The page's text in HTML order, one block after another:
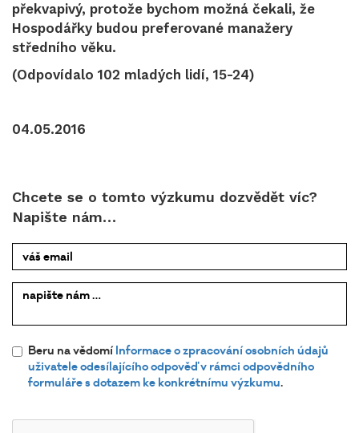
překvapivý, protože bychom možná čekali, že
Hospodářky budou preferované manažery
středního věku.
(Odpovídalo 102 mladých lidí, 15-24)
04.05.2016
Chcete se o tomto výzkumu dozvědět víc?
Napište nám…
váš email
napište
nám …
Beru na vědomí Informace o zpracování osobních údajů
uživatele odesílajícího odpověď v rámci odpovědního
formuláře s dotazem ke konkrétnímu výzkumu.